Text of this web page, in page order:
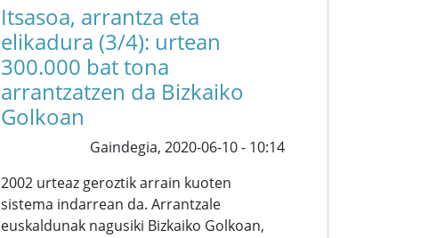
Itsasoa, arrantza eta
elikadura (3/4): urtean
300.000 bat tona
arrantzatzen da Bizkaiko
Golkoan
Gaindegia, 2020-06-10 - 10:14
2002 urteaz geroztik arrain kuoten
sistema indarrean da. Arrantzale
euskaldunak nagusiki Bizkaiko Golkoan,